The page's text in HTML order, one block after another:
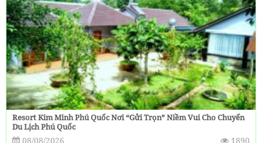
Resort Kim Minh Phú Quốc Nơi “gửi Trọn” Niềm Vui Cho Chuyến
Du Lịch Phú Quốc
08/08/2026
1890